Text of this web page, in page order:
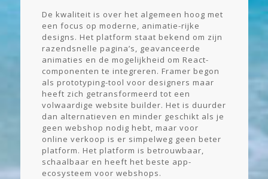
De kwaliteit is over het algemeen hoog met
een focus op moderne, animatie-rijke
designs. Het platform staat bekend om zijn
razendsnelle pagina’s, geavanceerde
animaties en de mogelijkheid om React-
componenten te integreren. Framer begon
als prototyping-tool voor designers maar
heeft zich getransformeerd tot een
volwaardige website builder. Het is duurder
dan alternatieven en minder geschikt als je
geen webshop nodig hebt, maar voor
online verkoop is er simpelweg geen beter
platform. Het platform is betrouwbaar,
schaalbaar en heeft het beste app-
ecosysteem voor webshops.